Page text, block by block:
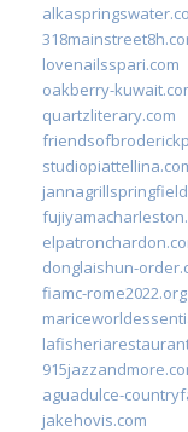
lovenailsspari.com
oakberry-
quartzliterary.com
donglaishun-
fiamc-rome2022.org
aguadulce-
jakehovis.com